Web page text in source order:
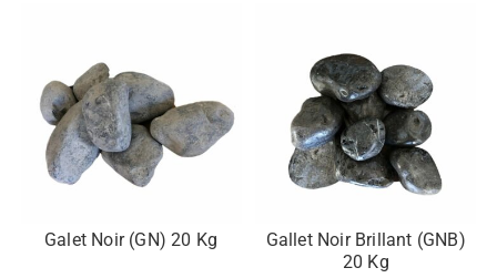
Galet Noir (GN) 20 Kg
Gallet Noir Brillant (GNB)
20 Kg